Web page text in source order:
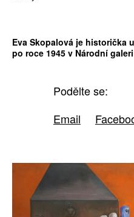
Eva Skopalová je historička
po roce 1945 v Národní
Podělte se:
Email